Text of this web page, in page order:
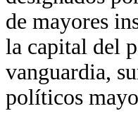
de mayores
la capital del
vanguardia,
políticos